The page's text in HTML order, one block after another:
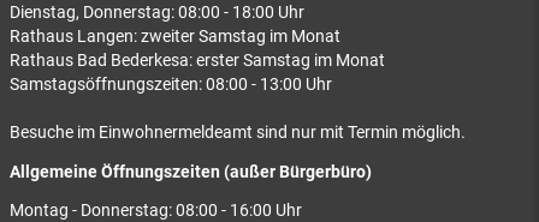
Dienstag, Donnerstag: 08:00 - 18:00 Uhr
Rathaus Langen: zweiter Samstag im Monat
Rathaus Bad Bederkesa: erster Samstag im Monat
Samstagsöffnungszeiten: 08:00 - 13:00 Uhr
Besuche im Einwohnermeldeamt sind nur mit Termin möglich.
Allgemeine Öffnungszeiten (außer Bürgerbüro)
Montag - Donnerstag: 08:00 - 16:00 Uhr